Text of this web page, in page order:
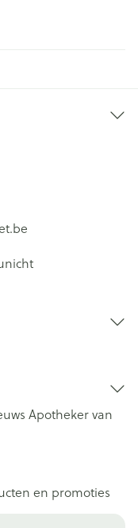
pagina
Apotheker van
en promoties